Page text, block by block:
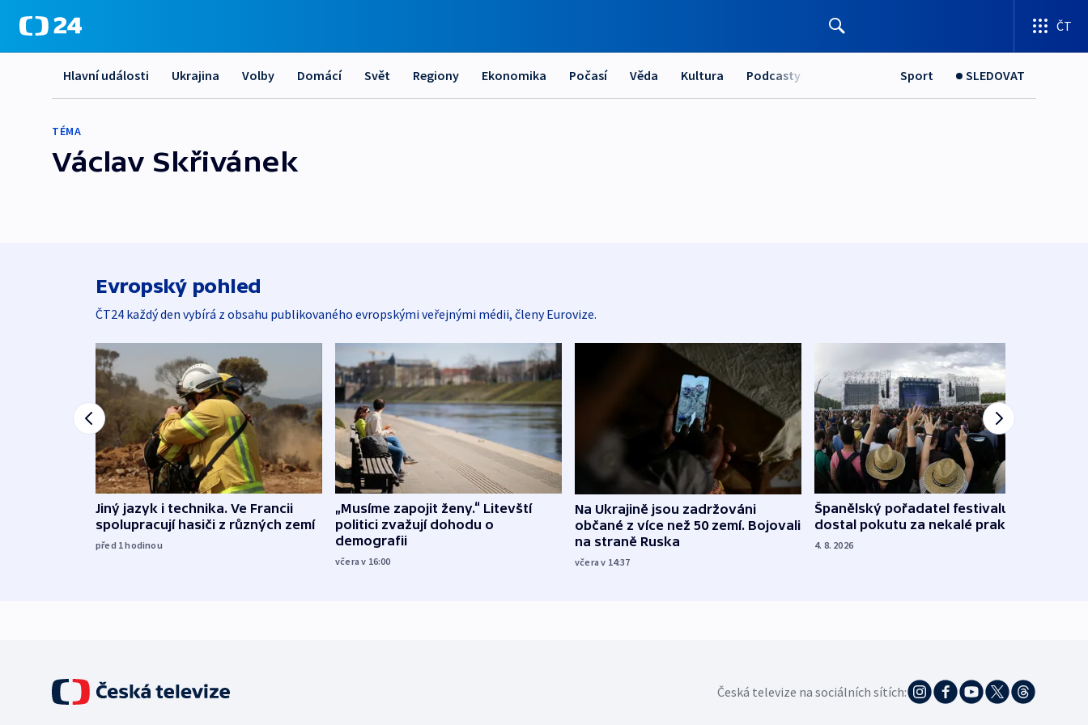
ČT
Hlavní události Ukrajina Volby Domácí Svět Regiony Ekonomika Počasí Věda Kultura Podcasty Sport SLEDOVAT
TÉMA
Václav Skřivánek
Evropský pohled
ČT24 každý den vybírá z obsahu publikovaného evropskými veřejnými médii, členy Eurovize.
Jiný jazyk i technika. Ve Francii
spolupracují hasiči z různých zemí
před 1hodinou
„Musíme zapojit ženy.“ Litevští
politici zvažují dohodu o
demografii
včera v 16:00
Na Ukrajině jsou zadržováni
občané z více než 50 zemí. Bojovali
na straně Ruska
včera v 14:37
Španělský pořadatel festivalu
dostal pokutu za nekalé praktiky
4. 8. 2026
Česká televize na sociálních sítích: